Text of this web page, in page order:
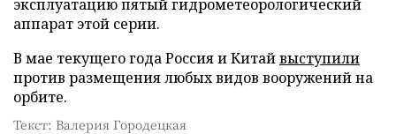
эксплуатацию пятый гидрометеорологический
аппарат этой серии.
В мае текущего года Россия и Китайвыступили
против размещения любых видов вооружений на
орбите.
Текст: Валерия Городецкая